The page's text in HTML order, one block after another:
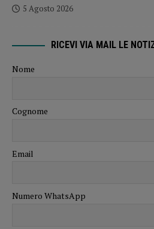
5 Agosto 2026
RICEVI VIA MAIL LE
Nome
Cognome
Email
Numero WhatsApp